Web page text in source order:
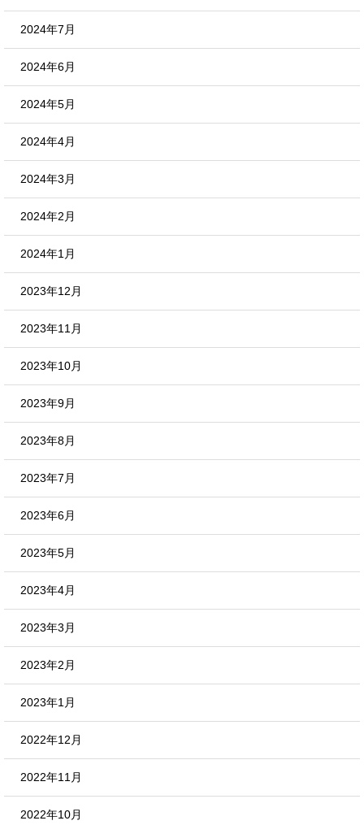
2024年7月
2024年6月
2024年5月
2024年4月
2024年3月
2024年2月
2024年1月
2023年12月
2023年11月
2023年10月
2023年9月
2023年8月
2023年7月
2023年6月
2023年5月
2023年4月
2023年3月
2023年2月
2023年1月
2022年12月
2022年11月
2022年10月